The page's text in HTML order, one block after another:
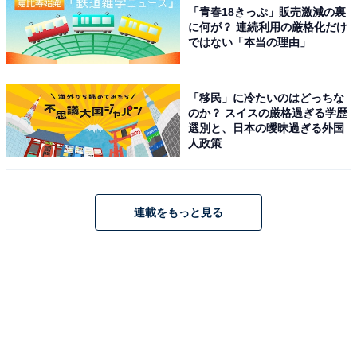
「青春18きっぷ」販売激減の裏
に何が？ 連続利用の厳格化だけ
ではない「本当の理由」
「移民」に冷たいのはどっちな
のか？ スイスの厳格過ぎる学歴
選別と、日本の曖昧過ぎる外国
人政策
連載をもっと見る